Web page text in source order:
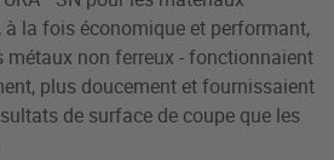
, à la fois économique et performant,
non ferreux - fonctionnaient
plus doucement et fournissaient
de surface de coupe que les